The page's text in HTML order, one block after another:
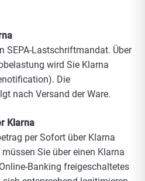
SEPA-Lastschriftmandat. Über
wird Sie Klarna
Die
nach Versand der Ware.
Klarna
per Sofort über Klarna
Sie über einen Klarna
Banking freigeschaltetes